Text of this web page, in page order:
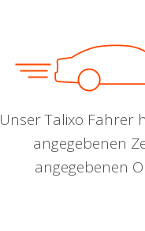
Unser Talixo Fahrer
angegebenen
angegebenen